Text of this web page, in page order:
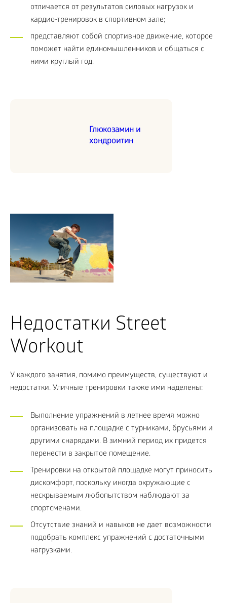
отличается от результатов силовых нагрузок и
кардио-тренировок в спортивном зале;
представляют собой спортивное движение, которое
поможет найти единомышленников и общаться с
ними круглый год.
Глюкозамин и
хондроитин
Недостатки Street
Workout
У каждого занятия, помимо преимуществ, существуют и
недостатки. Уличные тренировки также ими наделены:
Выполнение упражнений в летнее время можно
организовать на площадке с турниками, брусьями и
другими снарядами. В зимний период их придется
перенести в закрытое помещение.
Тренировки на открытой площадке могут приносить
дискомфорт, поскольку иногда окружающие с
нескрываемым любопытством наблюдают за
спортсменами.
Отсутствие знаний и навыков не дает возможности
подобрать комплекс упражнений с достаточными
нагрузками.